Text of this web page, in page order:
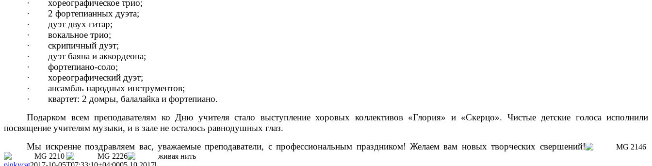
·
хореографическое трио;
·
2 фортепианных дуэта;
·
дуэт двух гитар;
·
вокальное трио;
·
скрипичный дуэт;
·
дуэт баяна и аккордеона;
·
фортепиано-соло;
·
хореографический дуэт;
·
ансамбль народных инструментов;
·
квартет: 2 домры, балалайка и фортепиано.
Подарком всем преподавателям ко Дню учителя стало выступление хоровых коллективов «Глория» и «Скерцо». Чистые детские голоса исполнили
посвящение учителям музыки, и в зале не осталось равнодушных глаз.
Мы искренне поздравляем вас, уважаемые преподаватели, с профессиональным праздником! Желаем вам новых творческих свершений!